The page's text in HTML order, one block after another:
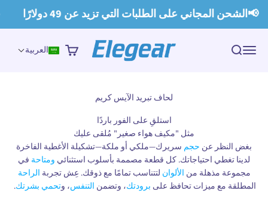
Read
the
Policy
التخطي إلى المحتوى
📢الشحن المجاني على الطلبات التي تزيد عن 49 دولارًا
القائمة
بحث Elegear عربة التسوقالعربية
استلقِ على الفور باردًا
مثل "مكيف هواء صغير" مُلقى عليك
بغض النظر عن حجم سريرك—ملكي أو ملكة—تشكيلة الأغطية الفاخرة
لدينا تغطي احتياجاتك. كل قطعة مصممة بأسلوب استثنائي ومتاحة في
مجموعة مذهلة من الألوان لتتناسب تمامًا مع ذوقك. عِش تجربة الراحة
المطلقة مع ميزات تحافظ على برودتك، وتضمن التنفس، وتحمي بشرتك.